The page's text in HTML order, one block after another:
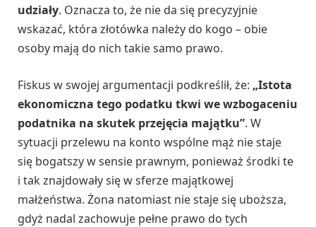
udziały. Oznacza to, że nie da się precyzyjnie
wskazać, która złotówka należy do kogo – obie
osoby mają do nich takie samo prawo.
Fiskus w swojej argumentacji podkreślił, że: „Istota
ekonomiczna tego podatku tkwi we wzbogaceniu
podatnika na skutek przejęcia majątku”. W
sytuacji przelewu na konto wspólne mąż nie staje
się bogatszy w sensie prawnym, ponieważ środki te
i tak znajdowały się w sferze majątkowej
małżeństwa. Żona natomiast nie staje się uboższa,
gdyż nadal zachowuje pełne prawo do tych